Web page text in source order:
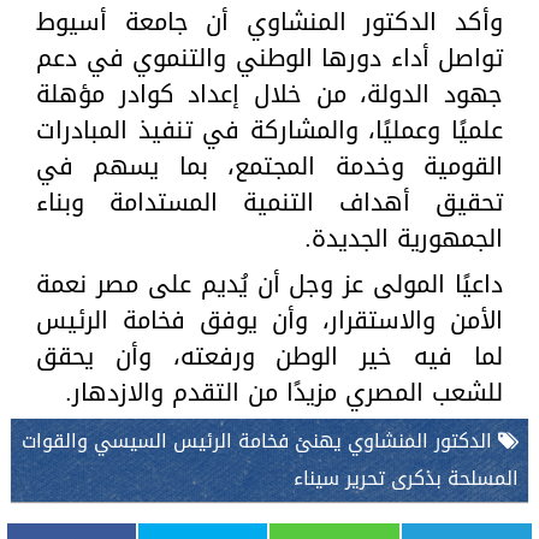
وأكد الدكتور المنشاوي أن جامعة أسيوط
تواصل أداء دورها الوطني والتنموي في دعم
جهود الدولة، من خلال إعداد كوادر مؤهلة
علميًا وعمليًا، والمشاركة في تنفيذ المبادرات
القومية وخدمة المجتمع، بما يسهم في
تحقيق أهداف التنمية المستدامة وبناء
الجمهورية الجديدة.
داعيًا المولى عز وجل أن يُديم على مصر نعمة
الأمن والاستقرار، وأن يوفق فخامة الرئيس
لما فيه خير الوطن ورفعته، وأن يحقق
للشعب المصري مزيدًا من التقدم والازدهار.
الدكتور المنشاوي يهنئ فخامة الرئيس السيسي والقوات
المسلحة بذكرى تحرير سيناء